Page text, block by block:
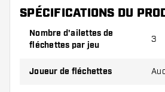
Essayez une forme, un
épaisseur différents des
SPÉCIFICATIONS DU
Nombre d'ailettes de
fléchettes par jeu
3
Joueur de fléchettes